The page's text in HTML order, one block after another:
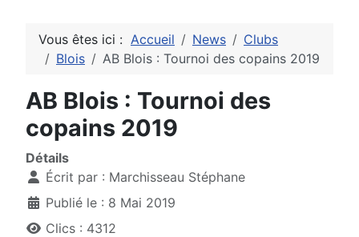
Vous êtes ici : Accueil News
Clubs
Blois
AB Blois : Tournoi des copains 2019
AB Blois : Tournoi des
copains 2019
Détails
Écrit par : Marchisseau Stéphane
Publié le : 8 Mai 2019
Clics : 4312